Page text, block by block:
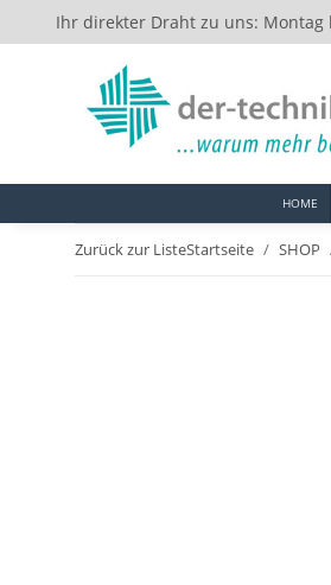
Ihr direkter Draht zu uns: Montag
HOME
Zurück zur ListeStartseite SHOP